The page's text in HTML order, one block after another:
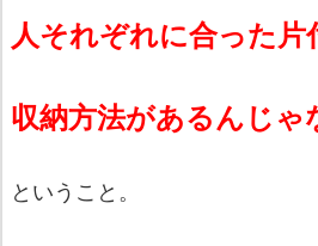
人それぞれに合った片
収納方法があるんじゃ
ということ。